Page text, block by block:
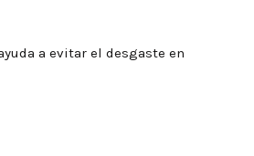
a evitar el desgaste en